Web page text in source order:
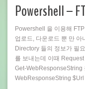
Powershell –
Powershell 을 이용해
업로드, 다운로드 뿐 만 아
Directory 들의 정보가 필
를 보내는데 이때
Get-WebResponseString
WebResponseString